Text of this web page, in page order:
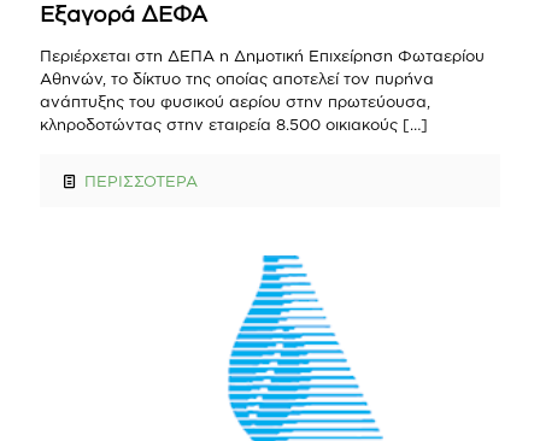
Εξαγορά ΔΕΦΑ
Περιέρχεται στη ΔΕΠΑ η Δημοτική Επιχείρηση Φωταερίου
Αθηνών, το δίκτυο της οποίας αποτελεί τον πυρήνα
ανάπτυξης του φυσικού αερίου στην πρωτεύουσα,
κληροδοτώντας στην εταιρεία 8.500 οικιακούς […]
ΠΕΡΙΣΣΟΤΕΡΑ